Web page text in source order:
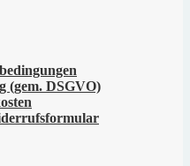
(gem. DSGVO)